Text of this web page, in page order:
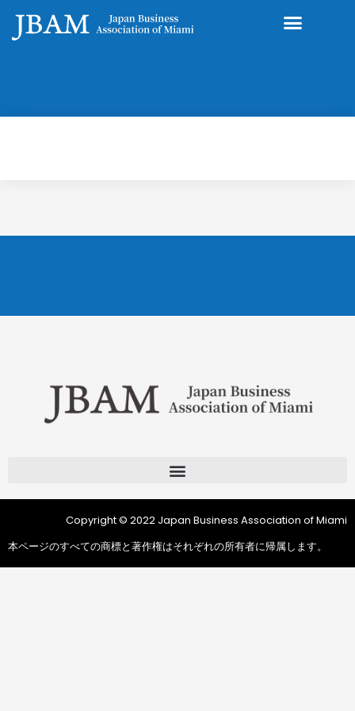
Copyright © 2022 Japan Business Association of Miami
本ページのすべての商標と著作権はそれぞれの所有者に帰属します。